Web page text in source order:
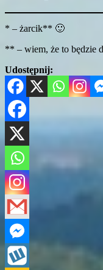
* – żarcik** 🙂
** – wiem, że to będzie
Udostępnij: